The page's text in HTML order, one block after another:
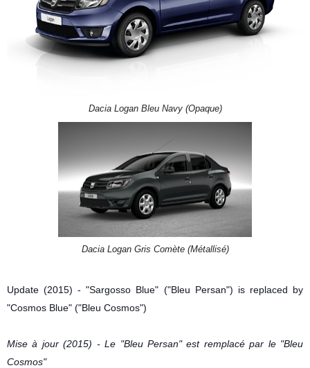
Dacia Logan Bleu Navy (Opaque)
Dacia Logan Gris Comète (Métallisé)
Update (2015) - "Sargosso Blue" ("Bleu Persan") is replaced by
"Cosmos Blue" ("Bleu Cosmos")
Mise à jour (2015) - Le "Bleu Persan" est remplacé par le "Bleu
Cosmos"